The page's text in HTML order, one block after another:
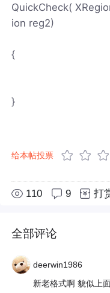
QuickCheck(
ion reg2)
{
}
给本帖投票
110 9 打
全部评论
deerwin1986
新老格式啊 貌似上